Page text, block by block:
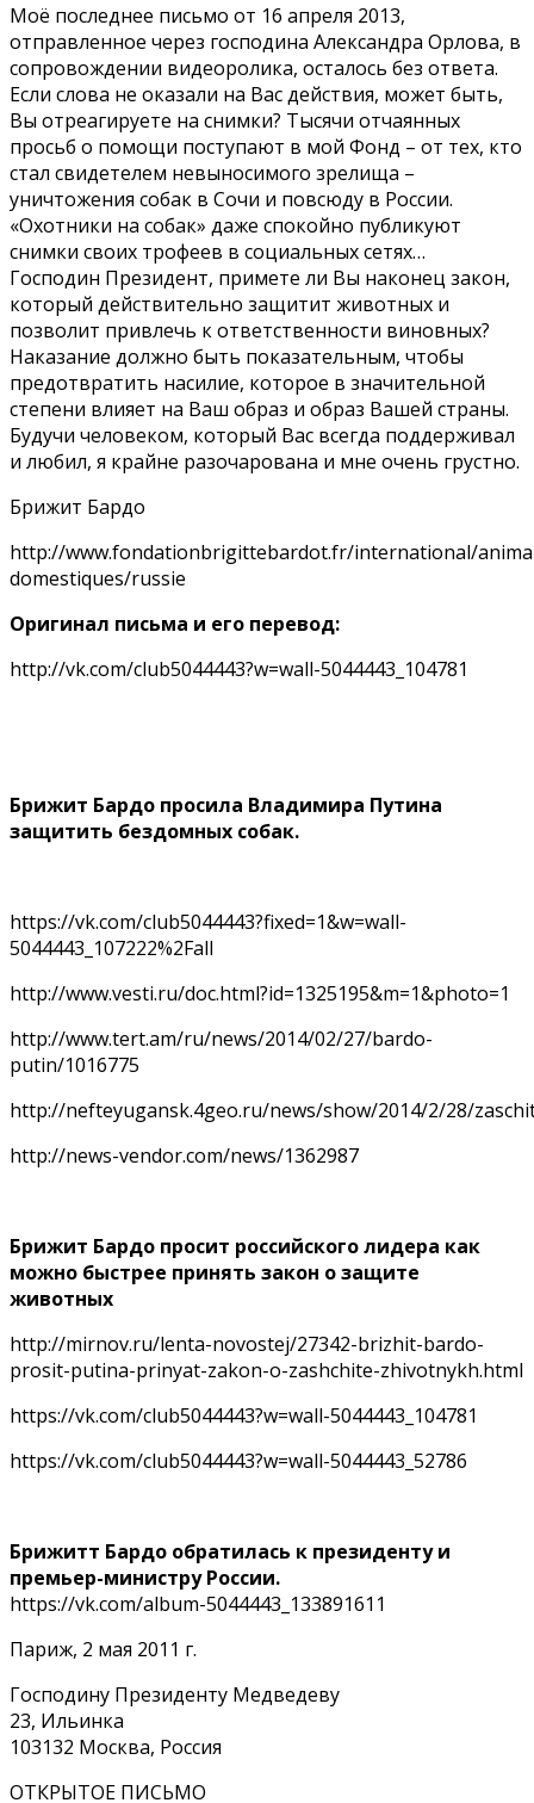
Моё последнее письмо от 16 апреля 2013,
отправленное через господина Александра Орлова, в
сопровождении видеоролика, осталось без ответа.
Если слова не оказали на Вас действия, может быть,
Вы отреагируете на снимки? Тысячи отчаянных
просьб о помощи поступают в мой Фонд – от тех, кто
стал свидетелем невыносимого зрелища –
уничтожения собак в Сочи и повсюду в России.
«Охотники на собак» даже спокойно публикуют
снимки своих трофеев в социальных сетях…
Господин Президент, примете ли Вы наконец закон,
который действительно защитит животных и
позволит привлечь к ответственности виновных?
Наказание должно быть показательным, чтобы
предотвратить насилие, которое в значительной
степени влияет на Ваш образ и образ Вашей страны.
Будучи человеком, который Вас всегда поддерживал
и любил, я крайне разочарована и мне очень грустно.
Брижит Бардо
http://www.fondationbrigittebardot.fr/international/
domestiques/russie
Оригинал письма и его перевод:
http://vk.com/club5044443?w=wall-5044443_104781
Брижит Бардо просила Владимира Путина
защитить бездомных собак.
https://vk.com/club5044443?fixed=1&w=wall-
5044443_107222%2Fall
http://www.vesti.ru/doc.html?id=1325195&m=1&photo=1
http://www.tert.am/ru/news/2014/02/27/bardo-
putin/1016775
http://nefteyugansk.4geo.ru/news/show/2014/2/28/
http://news-vendor.com/news/1362987
Брижит Бардо просит российского лидера как
можно быстрее принять закон о защите
животных
http://mirnov.ru/lenta-novostej/27342-brizhit-bardo-
prosit-putina-prinyat-zakon-o-zashchite-zhivotnykh.html
https://vk.com/club5044443?w=wall-5044443_104781
https://vk.com/club5044443?w=wall-5044443_52786
Брижитт Бардо обратилась к президенту и
премьер-министру России.
https://vk.com/album-5044443_133891611
Париж, 2 мая 2011 г.
Господину Президенту Медведеву
23, Ильинка
103132 Москва, Россия
ОТКРЫТОЕ ПИСЬМО